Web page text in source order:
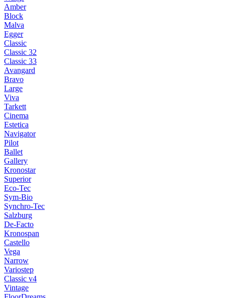
Amber
Block
Malva
Egger
Classic
Classic 32
Classic 33
Avangard
Bravo
Large
Viva
Tarkett
Cinema
Estetica
Navigator
Pilot
Ballet
Gallery
Kronostar
Superior
Eco-Tec
Sym-Bio
Synchro-Tec
Salzburg
De-Facto
Kronospan
Castello
Vega
Narrow
Variostep
Classic v4
Vintage